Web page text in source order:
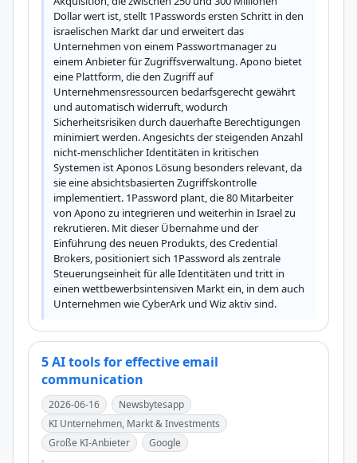
Dollar wert ist, stellt 1Passwords ersten Schritt in den
israelischen Markt dar und erweitert das
Unternehmen von einem Passwortmanager zu
einem Anbieter für Zugriffsverwaltung. Apono bietet
eine Plattform, die den Zugriff auf
Unternehmensressourcen bedarfsgerecht gewährt
und automatisch widerruft, wodurch
Sicherheitsrisiken durch dauerhafte Berechtigungen
minimiert werden. Angesichts der steigenden Anzahl
nicht-menschlicher Identitäten in kritischen
Systemen ist Aponos Lösung besonders relevant, da
sie eine absichtsbasierten Zugriffskontrolle
implementiert. 1Password plant, die 80 Mitarbeiter
von Apono zu integrieren und weiterhin in Israel zu
rekrutieren. Mit dieser Übernahme und der
Einführung des neuen Produkts, des Credential
Brokers, positioniert sich 1Password als zentrale
Steuerungseinheit für alle Identitäten und tritt in
einen wettbewerbsintensiven Markt ein, in dem auch
Unternehmen wie CyberArk und Wiz aktiv sind.
5 AI tools for effective email
communication
2026-06-16
Newsbytesapp
KI Unternehmen, Markt & Investments
Große KI-Anbieter
Google